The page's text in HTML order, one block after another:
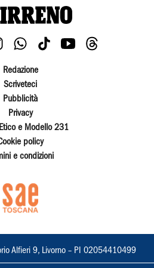
Redazione
Scriveteci
Pubblicità
Privacy
e Modello 231
policy
e condizioni
Alfieri 9, Livorno – PI 02054410499